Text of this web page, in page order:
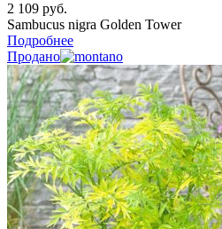
2 109 руб.
Sambucus nigra Golden Tower
Подробнее
Продано